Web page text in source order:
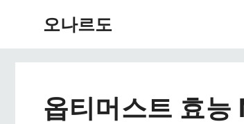
오나르도
옵티머스트 효능